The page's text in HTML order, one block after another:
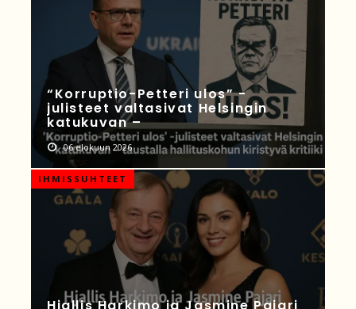
“Korruptio-Petteri ulos” -
julisteet valtasivat Helsingin
katukuvan –
06 elokuun 2026
IHMISSUHTEET